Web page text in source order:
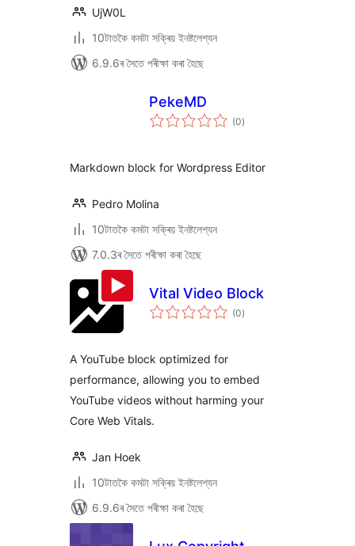
UjW0L
10টাতকৈ কমটা সক্ৰিয় ইনষ্টলেশ্যন
6.9.6ৰ সৈতে পৰীক্ষা কৰা হৈছে
PekeMD
(0টা
মুঠ)
Markdown block for Wordpress Editor
Pedro Molina
10টাতকৈ কমটা সক্ৰিয় ইনষ্টলেশ্যন
7.0.3ৰ সৈতে পৰীক্ষা কৰা হৈছে
Vital Video Block
(0টা
মুঠ)
A YouTube block optimized for
performance, allowing you to embed
YouTube videos without harming your
Core Web Vitals.
Jan Hoek
10টাতকৈ কমটা সক্ৰিয় ইনষ্টলেশ্যন
6.9.6ৰ সৈতে পৰীক্ষা কৰা হৈছে